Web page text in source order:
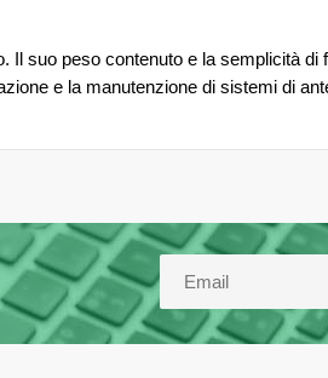
suo peso contenuto e la semplicità di
e la manutenzione di sistemi di